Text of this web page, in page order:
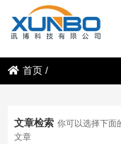
首页 /
文章检索 你可以选择下面
文章